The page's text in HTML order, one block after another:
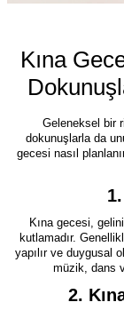
Kına
Geleneksel bir
dokunuşlarla da
gecesi nasıl
Kına gecesi,
kutlamadır.
yapılır ve duygusal
müzik, dans
2.